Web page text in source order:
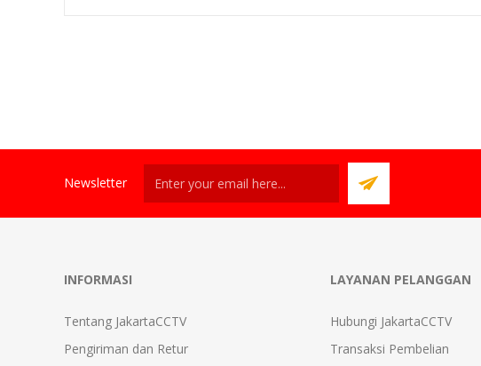
Newsletter
INFORMASI
Tentang JakartaCCTV
Pengiriman dan Retur
LAYANAN PELANGGAN
Hubungi JakartaCCTV
Transaksi Pembelian